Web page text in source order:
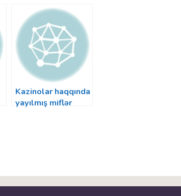
Kazinolar haqqında
yayılmış miflər